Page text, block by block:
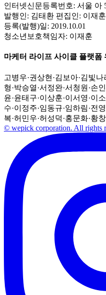
인터넷신문등록번호: 서울 아
발행인: 김태환 편집인: 이재훈
등록(발행)일: 2019.10.01
청소년보호책임자: 이재훈
마케터 라이프 사이클 플랫폼
고병우·권상현 ·김보아·김빛나
형·박승열·서정완·서청원 ·손
윤·윤태구·이상훈·이서영·이
수·이정주·임동규·임하림·전
복·허민우·허성덕·홍문화·황
© wepick corporation. All rights